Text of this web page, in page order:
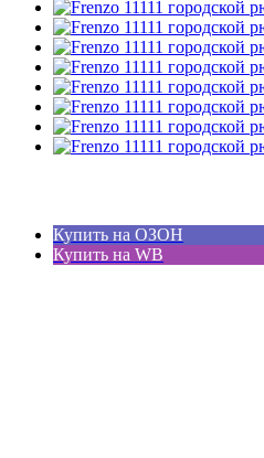
Купить на ОЗОН
Купить на WB